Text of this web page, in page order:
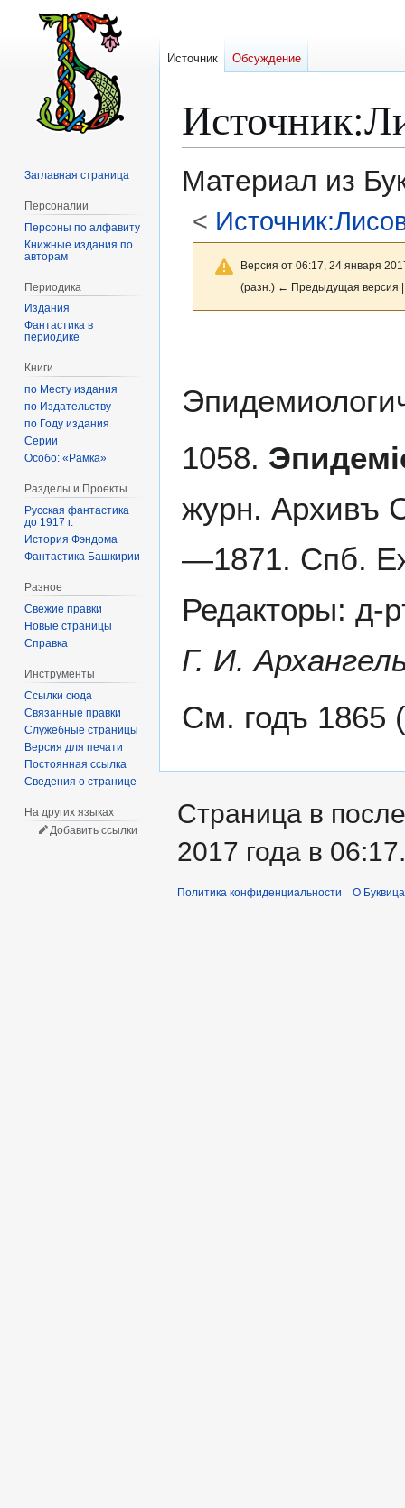
Источник:
Материал из
<
Версия от 06:17, 24 января
(разн.) ← Предыдущая версия
1058.
журн. Архивъ
—1871. Спб.
Редакторы: д-
Г. И.
См. годъ
Источник Обсуждение
Заглавная страница
Персоналии
Персоны по алфавиту
Книжные издания по
авторам
Периодика
Издания
Фантастика в
периодике
Книги
по Месту издания
по Издательству
по Году издания
Серии
Особо: «Рамка»
Разделы и Проекты
Русская фантастика
до 1917 г.
История Фэндома
Фантастика Башкирии
Разное
Свежие правки
Новые страницы
Справка
Инструменты
Ссылки сюда
Связанные правки
Служебные страницы
Версия для печати
Постоянная ссылка
Сведения о странице
На других языках
Добавить ссылки
Страница в
2017 года в 06:17.
Политика конфиденциальности О Буквица